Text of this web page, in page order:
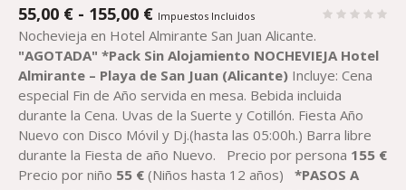
55,00 € - 155,00 €RANGO
DE
PRECIOS:
DESDE
55,00 €
HASTA
155,00 €
Impuestos Incluidos
Nochevieja en Hotel Almirante San Juan Alicante.
"AGOTADA" *Pack Sin Alojamiento NOCHEVIEJA Hotel
Almirante – Playa de San Juan (Alicante) Incluye: Cena
especial Fin de Año servida en mesa. Bebida incluida
durante la Cena. Uvas de la Suerte y Cotillón. Fiesta Año
Nuevo con Disco Móvil y Dj.(hasta las 05:00h.) Barra libre
durante la Fiesta de año Nuevo.
Precio por persona 155 €
Precio por niño 55 € (Niños hasta 12 años)*PASOS A